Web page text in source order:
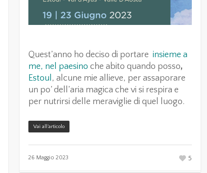
Quest’anno ho deciso di portare insieme a
me, nel paesino che abito quando posso,
Estoul , alcune mie allieve, per assaporare
un po’ dell’aria magica che vi si respira e
per nutrirsi delle meraviglie di quel luogo.
Vai all’articolo
26 Maggio 2023 5